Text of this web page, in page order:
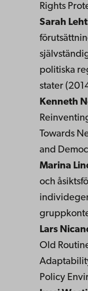
Rights
Sarah
politiska
stater
Kenneth
Towards
and
Marina
och
Lars
Old
Policy